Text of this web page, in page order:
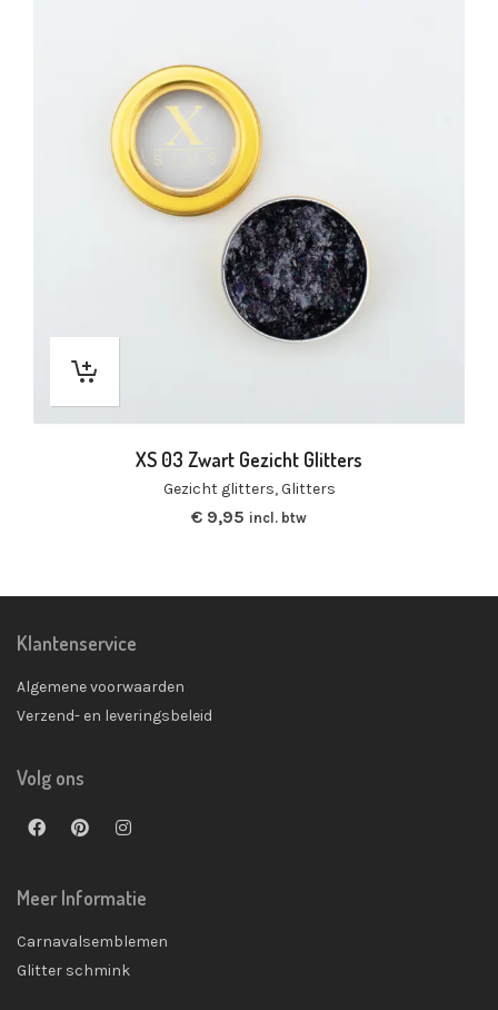
XS 03 Zwart Gezicht Glitters
Gezicht glitters,Glitters
€ 9,95 incl. btw
Klantenservice
Algemene voorwaarden
Verzend- en leveringsbeleid
Volg ons
Meer Informatie
Carnavalsemblemen
Glitter schmink